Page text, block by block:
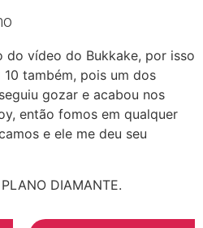
do vídeo do Bukkake, por isso
também, pois um dos
gozar e acabou nos
então fomos em qualquer
e ele me deu seu
DIAMANTE.